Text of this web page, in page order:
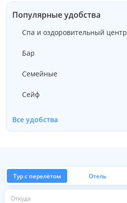
Популярные удобства
Спа и оздоровительный центр
Бар
Семейные
Сейф
Все удобства
Тур с перелётом Отель
Откуда
из Москвы